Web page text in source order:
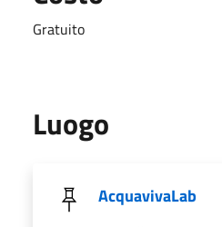
Gratuito
Luogo
AcquavivaLab